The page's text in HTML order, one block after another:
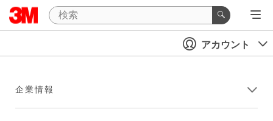
アカウント
企業情報